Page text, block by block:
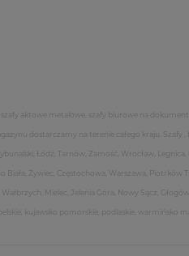
aktowe metalowe, szafy biurowe na
dostarczamy na terenie całego kraju.
Łódź, Tarnów, Zamość, Wrocław,
Żywiec, Częstochowa, Warszawa,
Mielec, Jelenia Góra, Nowy Sącz,
kujawsko pomorskie, podlaskie, warmińsko